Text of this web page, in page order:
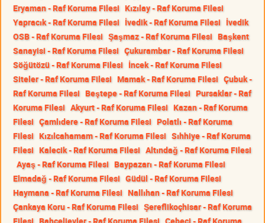
Eryaman - Raf Koruma Filesi Kızılay - Raf Koruma Filesi
Yapracık - Raf Koruma Filesi İvedik - Raf Koruma Filesi İvedik
OSB - Raf Koruma Filesi Şaşmaz - Raf Koruma Filesi Başkent
Sanayisi - Raf Koruma Filesi Çukurambar - Raf Koruma Filesi
Söğütözü - Raf Koruma Filesi İncek - Raf Koruma Filesi
Siteler - Raf Koruma Filesi Mamak - Raf Koruma Filesi Çubuk -
Raf Koruma Filesi Beştepe - Raf Koruma Filesi Pursaklar - Raf
Koruma Filesi Akyurt - Raf Koruma Filesi Kazan - Raf Koruma
Filesi Çamlıdere - Raf Koruma Filesi Polatlı - Raf Koruma
Filesi Kızılcahamam - Raf Koruma Filesi Sıhhiye - Raf Koruma
Filesi Kalecik - Raf Koruma Filesi Altındağ - Raf Koruma Filesi
Ayaş - Raf Koruma Filesi Baypazarı - Raf Koruma Filesi
Elmadağ - Raf Koruma Filesi Güdül - Raf Koruma Filesi
Haymana - Raf Koruma Filesi Nallıhan - Raf Koruma Filesi
Çankaya Koru - Raf Koruma Filesi Şereflikoçhisar - Raf Koruma